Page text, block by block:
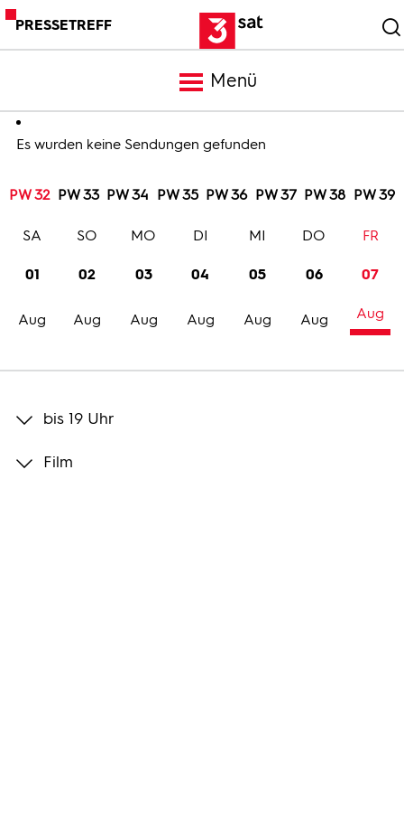
PRESSETREFF
Menü
Meldungen
Programm
Trailer
Bilder
Es wurden keine Sendungen gefunden
PW 32 PW 33 PW 34 PW 35 PW 36 PW 37 PW 38 PW 39
01
Aug
SA
02
Aug
SO
03
Aug
MO
04
Aug
DI
05
Aug
MI
06
Aug
DO
07
Aug
FR
bis 19 Uhr
Film